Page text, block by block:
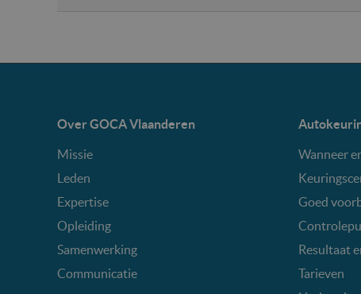
Over GOCA Vlaanderen
Missie
Leden
Expertise
Opleiding
Samenwerking
Communicatie
Wanneer
Goed
Resultaat
Tarieven